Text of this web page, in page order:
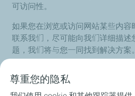
可访问性。
如果您在浏览或访问网站某些内容
联系我们，尽可能向我们详细描述
题，我们将与您一同找到解决方案。
尊重您的隐私